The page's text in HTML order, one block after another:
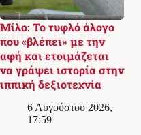
Μίλο: Το τυφλό άλογο
που «βλέπει» με την
αφή και ετοιμάζεται
να γράψει ιστορία στην
ιππική δεξιοτεχνία
6 Αυγούστου 2026,
17:59